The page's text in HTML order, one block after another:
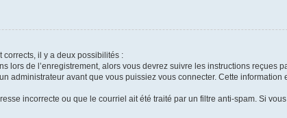
corrects, il y a deux possibilités :
lors de l’enregistrement, alors vous devrez suivre les instructions reçues
administrateur avant que vous puissiez vous connecter. Cette information
incorrecte ou que le courriel ait été traité par un filtre anti-spam. Si